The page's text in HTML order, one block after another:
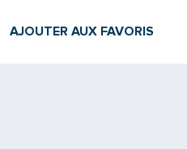
AJOUTER AUX FAVORIS